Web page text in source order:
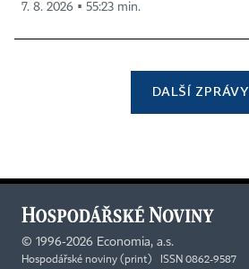
7. 8. 2026 ▪ 55:23 min.
DALŠÍ ZPRÁVY
© 1996-2026 Economia, a.s.
Hospodářské noviny (print) ISSN 0862-9587